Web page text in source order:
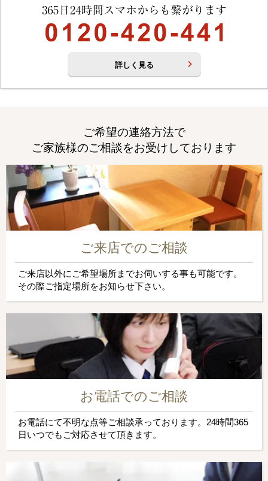
詳しく見る
ご希望の連絡方法で
ご家族様のご相談をお受けしております
ご来店でのご相談
ご来店以外にご希望場所までお伺いする事も可能です。
その際ご指定場所をお知らせ下さい。
お電話でのご相談
お電話にて不明な点等ご相談承っております。24時間365
日いつでもご対応させて頂きます。